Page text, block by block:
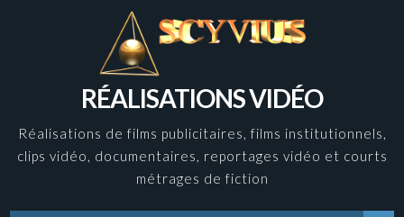
RÉALISATIONS VIDÉO
Réalisations de films publicitaires, films institutionnels,
clips vidéo, documentaires, reportages vidéo et courts
métrages de fiction